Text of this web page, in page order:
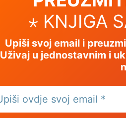
⋆ KNJIGA
Upiši svoj email i
Uživaj u jednostavnim i